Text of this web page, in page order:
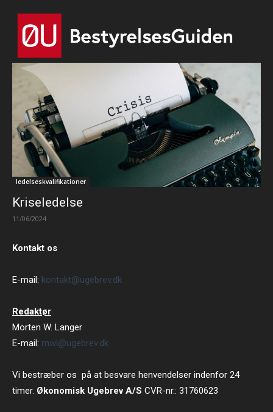
ledelseskvalifikationer
Kriseledelse
11/06/2024
Kontakt os
E-mail: kontakt@ugebrev.dk
Redaktør
Morten W. Langer
E-mail: mwl@ugebrev.dk
Vi bestræber os på at besvare henvendelser indenfor 24
timer. Økonomisk Ugebrev A/S CVR-nr.: 31760623